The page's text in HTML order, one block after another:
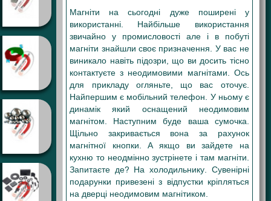
Магніти на сьогодні дуже поширені у
використанні. Найбільше використання
звичайно у промисловості але і в побуті
магніти знайшли своє призначення. У вас не
виникало навіть підозри, що ви досить тісно
контактуєте з неодимовими магнітами. Ось
для прикладу огляньте, що вас оточує.
Найпершим є мобільний телефон. У ньому є
динамік який оснащений неодимовим
магнітом. Наступним буде ваша сумочка.
Щільно закривається вона за рахунок
магнітної кнопки. А якщо ви зайдете на
кухню то неодмінно зустрінете і там магніти.
Запитаєте де? На холодильнику. Сувенірні
подарунки привезені з відпустки кріпляться
на дверці неодимовим магнітиком.